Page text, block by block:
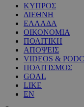
ΚΥΠΡΟΣ
ΔΙΕΘΝΗ
ΕΛΛΑΔΑ
ΟΙΚΟΝΟΜΙΑ
ΠΟΛΙΤΙΚΗ
ΑΠΟΨΕΙΣ
VIDEOS &
ΠΟΛΙΤΙΣΜΟΣ
GOAL
LIKE
EN